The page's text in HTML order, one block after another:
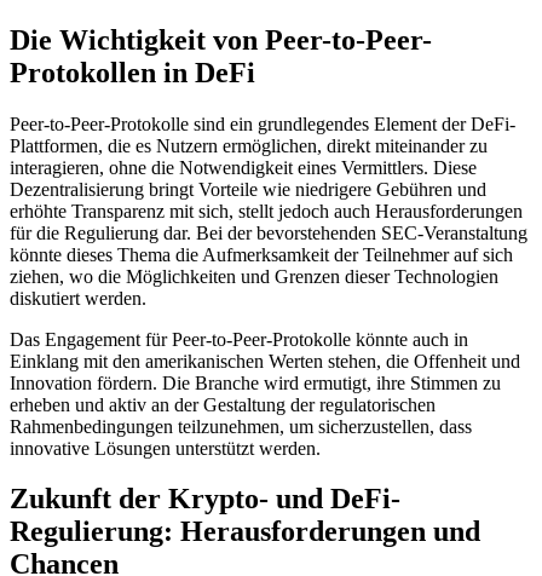
Die Wichtigkeit von Peer-to-Peer-
Protokollen in DeFi
Peer-to-Peer-Protokolle sind ein grundlegendes Element der DeFi-
Plattformen, die es Nutzern ermöglichen, direkt miteinander zu
interagieren, ohne die Notwendigkeit eines Vermittlers. Diese
Dezentralisierung bringt Vorteile wie niedrigere Gebühren und
erhöhte Transparenz mit sich, stellt jedoch auch Herausforderungen
für die Regulierung dar. Bei der bevorstehenden SEC-Veranstaltung
könnte dieses Thema die Aufmerksamkeit der Teilnehmer auf sich
ziehen, wo die Möglichkeiten und Grenzen dieser Technologien
diskutiert werden.
Das Engagement für Peer-to-Peer-Protokolle könnte auch in
Einklang mit den amerikanischen Werten stehen, die Offenheit und
Innovation fördern. Die Branche wird ermutigt, ihre Stimmen zu
erheben und aktiv an der Gestaltung der regulatorischen
Rahmenbedingungen teilzunehmen, um sicherzustellen, dass
innovative Lösungen unterstützt werden.
Zukunft der Krypto- und DeFi-
Regulierung: Herausforderungen und
Chancen